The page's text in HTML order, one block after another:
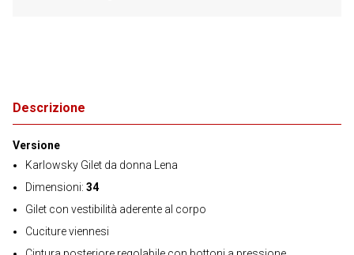
Descrizione
Versione
Karlowsky Gilet da donna Lena
Dimensioni: 34
Gilet con vestibilità aderente al corpo
Cuciture viennesi